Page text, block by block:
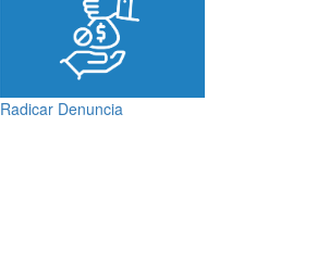
Radicar Denuncia